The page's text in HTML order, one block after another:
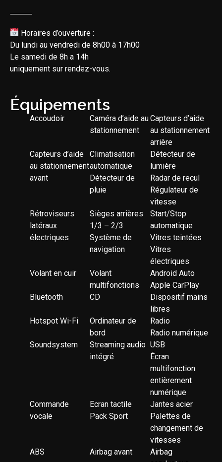
⸻
Horaires d’ouverture :
Du lundi au vendredi de 8h00 à 17h00
Le samedi de 8h a 14h
uniquement sur rendez-vous.
Équipements
Accoudoir
Caméra d’aide au
stationnement
Capteurs d’aide
au stationnement
arrière
Capteurs d’aide
au stationnement
avant
Climatisation
automatique
Détecteur de
lumière
Détecteur de
pluie
Radar de recul
Régulateur de
vitesse
Rétroviseurs
latéraux
électriques
Sièges arrières
1/3 – 2/3
Start/Stop
automatique
Système de
navigation
Vitres teintées
Vitres
électriques
Volant en cuir
Volant
multifonctions
Android Auto
Apple CarPlay
Bluetooth
CD
Dispositif mains
libres
Hotspot Wi-Fi
Ordinateur de
bord
Radio
Radio numérique
Soundsystem
Streaming audio
intégré
USB
Écran
multifonction
entièrement
numérique
Commande
vocale
Ecran tactile
Jantes acier
Pack Sport
Palettes de
changement de
vitesses
ABS
Airbag avant
Airbag